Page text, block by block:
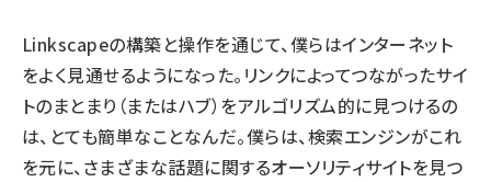
Linkscapeの構築と操作を通じて、僕らはインターネット
をよく見通せるようになった。リンクによってつながったサイ
トのまとまり（またはハブ）をアルゴリズム的に見つけるの
は、とても簡単なことなんだ。僕らは、検索エンジンがこれ
を元に、さまざまな話題に関するオーソリティサイトを見つ